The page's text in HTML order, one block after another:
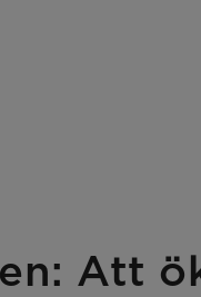
Att